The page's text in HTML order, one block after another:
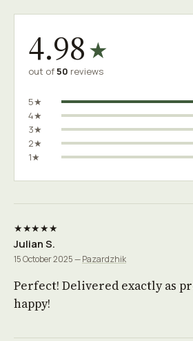
4.98★
out of50 reviews
5★
4★
3★
2★
1★
★★★★★
Julian S.
15 October 2025 —Pazardzhik
Perfect! Delivered exactly as
happy!